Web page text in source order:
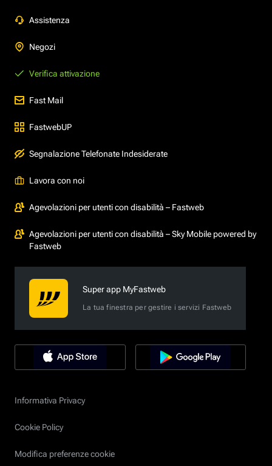
Assistenza
Negozi
Verifica attivazione
Fast Mail
FastwebUP
Segnalazione Telefonate Indesiderate
Lavora con noi
Agevolazioni per utenti con disabilità – Fastweb
Agevolazioni per utenti con disabilità – Sky Mobile powered by
Fastweb
Super app MyFastweb
La tua finestra per gestire i servizi Fastweb
Informativa Privacy
Cookie Policy
Modifica preferenze cookie